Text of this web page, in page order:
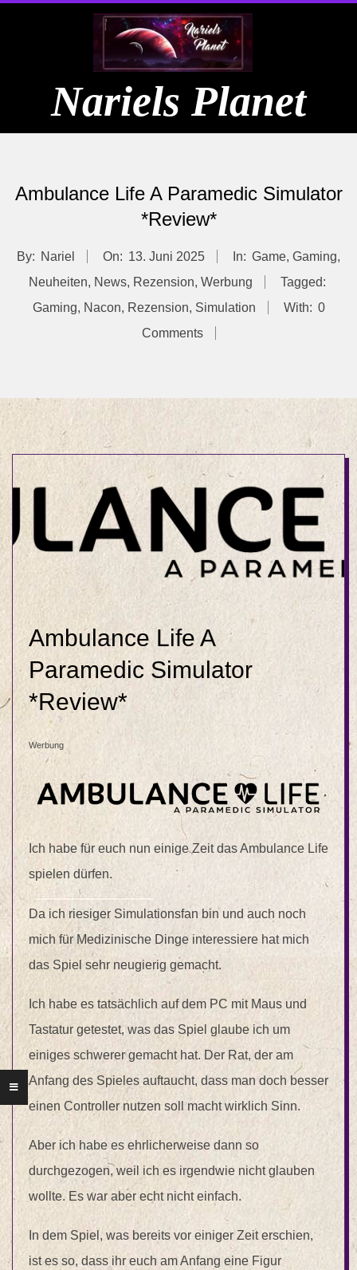
Nariels Planet
Menu
Ambulance Life A Paramedic Simulator
*Review*
By: Nariel On: 13. Juni 2025 In: Game, Gaming,
Neuheiten, News, Rezension, Werbung
Tagged:
Gaming, Nacon, Rezension, Simulation With: 0
Comments
Ambulance Life A
Paramedic Simulator
*Review*
Werbung
Ich habe für euch nun einige Zeit das Ambulance Life
spielen dürfen.
Da ich riesiger Simulationsfan bin und auch noch
mich für Medizinische Dinge interessiere hat mich
das Spiel sehr neugierig gemacht.
Ich habe es tatsächlich auf dem PC mit Maus und
Tastatur getestet, was das Spiel glaube ich um
einiges schwerer gemacht hat. Der Rat, der am
Anfang des Spieles auftaucht, dass man doch besser
einen Controller nutzen soll macht wirklich Sinn.
Aber ich habe es ehrlicherweise dann so
durchgezogen, weil ich es irgendwie nicht glauben
wollte. Es war aber echt nicht einfach.
In dem Spiel, was bereits vor einiger Zeit erschien,
ist es so, dass ihr euch am Anfang eine Figur